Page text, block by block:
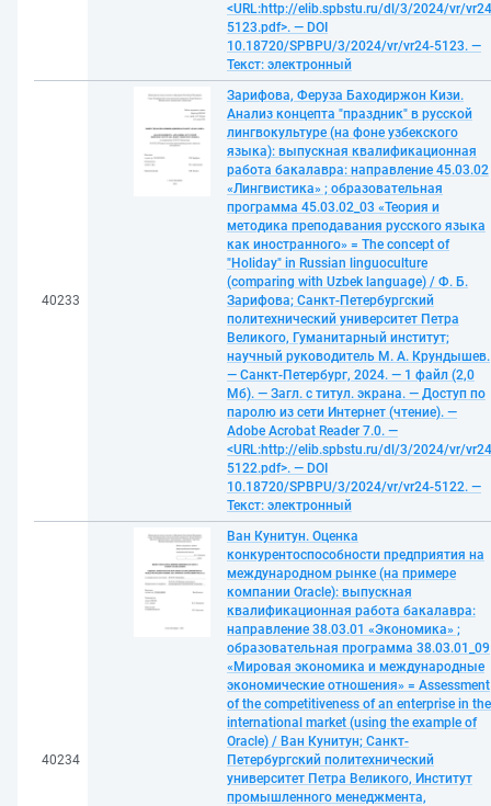
<URL:http://elib.spbstu.ru/dl/3/2024/vr/
5123.pdf>. — DOI
10.18720/SPBPU/3/2024/vr/vr24-5123. —
Текст: электронный
40233
Зарифова, Феруза Баходиржон Кизи.
Анализ концепта "праздник" в русской
лингвокультуре (на фоне узбекского
языка): выпускная квалификационная
работа бакалавра: направление 45.03.02
«Лингвистика» ; образовательная
программа 45.03.02_03 «Теория и
методика преподавания русского языка
как иностранного» = The concept of
"Holiday" in Russian linguoculture
(comparing with Uzbek language) / Ф. Б.
Зарифова; Санкт-Петербургский
политехнический университет Петра
Великого, Гуманитарный институт;
научный руководитель М. А. Крундышев.
— Санкт-Петербург, 2024. — 1 файл (2,0
Мб). — Загл. с титул. экрана. — Доступ по
паролю из сети Интернет (чтение). —
Adobe Acrobat Reader 7.0. —
<URL:http://elib.spbstu.ru/dl/3/2024/vr/
5122.pdf>. — DOI
10.18720/SPBPU/3/2024/vr/vr24-5122. —
Текст: электронный
40234
Ван Кунитун. Оценка
конкурентоспособности предприятия на
международном рынке (на примере
компании Oracle): выпускная
квалификационная работа бакалавра:
направление 38.03.01 «Экономика» ;
образовательная программа 38.03.01_09
«Мировая экономика и международные
экономические отношения» = Assessment
of the competitiveness of an enterprise in the
international market (using the example of
Oracle) / Ван Кунитун; Санкт-
Петербургский политехнический
университет Петра Великого, Институт
промышленного менеджмента,